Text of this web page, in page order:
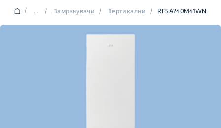
/ ... / Замрзнувачи / Вертикални / RFSA240M41WN